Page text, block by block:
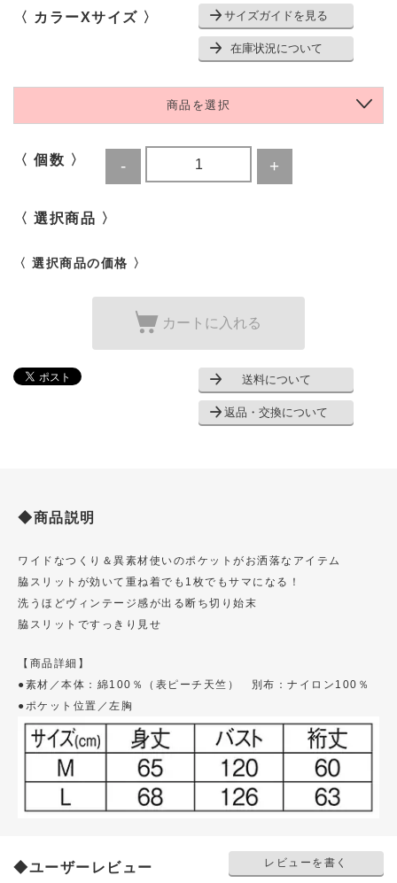
〈 カラーXサイズ 〉 サイズガイドを見る
在庫状況について
商品を選択
〈 個数 〉
〈 選択商品 〉
〈 選択商品の価格 〉
カートに入れる
送料について
返品・交換について
◆商品説明
ワイドなつくり＆異素材使いのポケットがお洒落なアイテム
脇スリットが効いて重ね着でも1枚でもサマになる！
洗うほどヴィンテージ感が出る断ち切り始末
脇スリットですっきり見せ
【商品詳細】
●素材／本体：綿100％（表ピーチ天竺） 別布：ナイロン100％
●ポケット位置／左胸
◆ユーザーレビュー レビューを書く